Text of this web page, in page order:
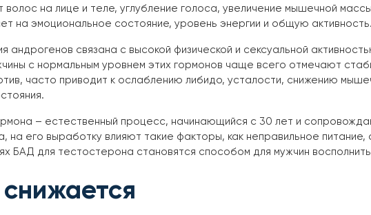
волос на лице и теле, углубление голоса, увеличение мышечной
на эмоциональное состояние, уровень энергии и общую активность.
андрогенов связана с высокой физической и сексуальной
с нормальным уровнем этих гормонов чаще всего отмечают
часто приводит к ослаблению либидо, усталости, снижению
– естественный процесс, начинающийся с 30 лет и
на его выработку влияют такие факторы, как неправильное питание,
БАД для тестостерона становятся способом для мужчин